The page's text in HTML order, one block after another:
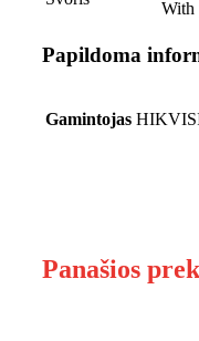
With
Papildoma
Gamintojas
Panašios